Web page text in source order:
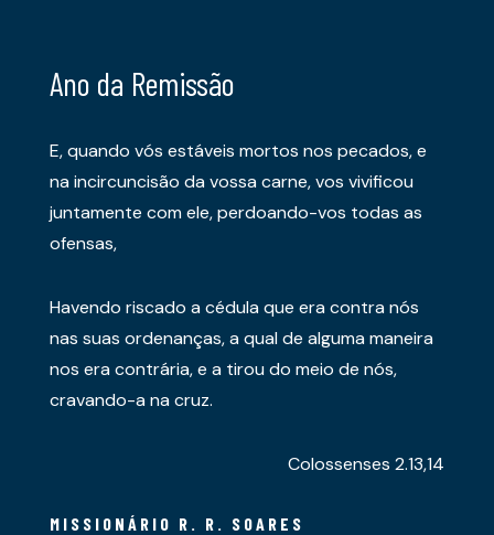
Ano da Remissão
E, quando vós estáveis mortos nos pecados, e
na incircuncisão da vossa carne, vos vivificou
juntamente com ele, perdoando-vos todas as
ofensas,
Havendo riscado a cédula que era contra nós
nas suas ordenanças, a qual de alguma maneira
nos era contrária, e a tirou do meio de nós,
cravando-a na cruz.
Colossenses 2.13,14
MISSIONÁRIO R. R. SOARES